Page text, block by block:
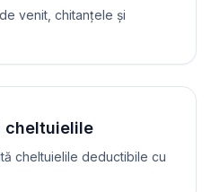
venit, chitanțele și
cheltuielile
cheltuielile deductibile cu